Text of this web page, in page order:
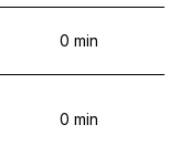
0 min
0 min